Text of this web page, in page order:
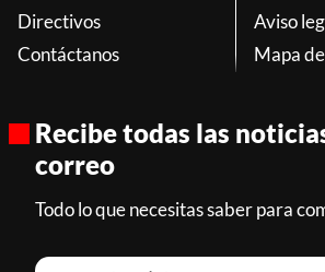
Directivos
Contáctanos
Aviso
Mapa
Recibe todas las
correo
Todo lo que necesitas saber para